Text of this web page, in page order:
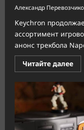
Александр
Keychron
ассортимент
анонс трекбола
Читайте далее
без